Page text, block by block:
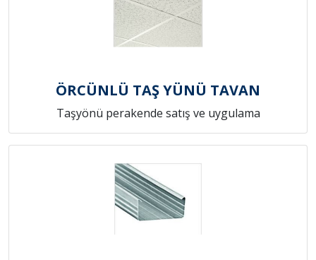
ÖRCÜNLÜ TAŞ YÜNÜ TAVAN
Taşyönü perakende satış ve uygulama